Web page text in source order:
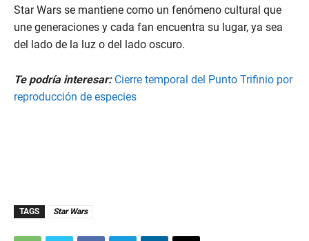
Star Wars se mantiene como un fenómeno cultural que
une generaciones y cada fan encuentra su lugar, ya sea
del lado de la luz o del lado oscuro.
Te podría interesar: Cierre temporal del Punto Trifinio por
reproducción de especies
TAGS Star Wars